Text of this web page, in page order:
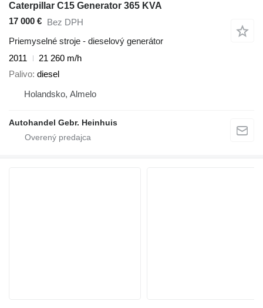
Caterpillar C15 Generator 365 KVA
17 000 € Bez DPH
Priemyselné stroje - dieselový generátor
2011
21 260 m/h
Palivo diesel
Holandsko, Almelo
Autohandel Gebr. Heinhuis